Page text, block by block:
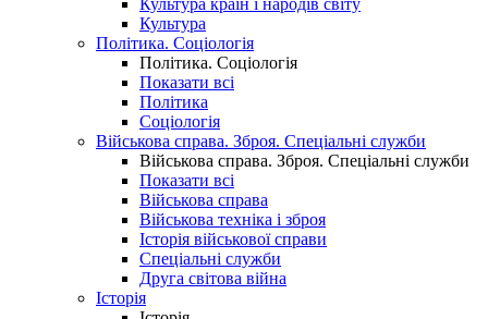
Культура країн і народів світу
Культура
Політика. Соціологія
Політика. Соціологія
Показати всі
Політика
Соціологія
Військова справа. Зброя. Спеціальні служби
Військова справа. Зброя. Спеціальні служби
Показати всі
Військова справа
Військова техніка і зброя
Історія військової справи
Спеціальні служби
Друга світова війна
Історія